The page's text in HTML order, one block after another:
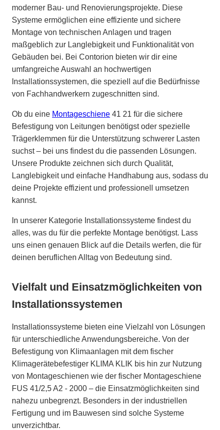
moderner Bau- und Renovierungsprojekte. Diese
Systeme ermöglichen eine effiziente und sichere
Montage von technischen Anlagen und tragen
maßgeblich zur Langlebigkeit und Funktionalität von
Gebäuden bei. Bei Contorion bieten wir dir eine
umfangreiche Auswahl an hochwertigen
Installationssystemen, die speziell auf die Bedürfnisse
von Fachhandwerkern zugeschnitten sind.
Ob du eine Montageschiene 41 21 für die sichere
Befestigung von Leitungen benötigst oder spezielle
Trägerklemmen für die Unterstützung schwerer Lasten
suchst – bei uns findest du die passenden Lösungen.
Unsere Produkte zeichnen sich durch Qualität,
Langlebigkeit und einfache Handhabung aus, sodass du
deine Projekte effizient und professionell umsetzen
kannst.
In unserer Kategorie Installationssysteme findest du
alles, was du für die perfekte Montage benötigst. Lass
uns einen genauen Blick auf die Details werfen, die für
deinen beruflichen Alltag von Bedeutung sind.
Vielfalt und Einsatzmöglichkeiten von
Installationssystemen
Installationssysteme bieten eine Vielzahl von Lösungen
für unterschiedliche Anwendungsbereiche. Von der
Befestigung von Klimaanlagen mit dem fischer
Klimagerätebefestiger KLIMA KLIK bis hin zur Nutzung
von Montageschienen wie der fischer Montageschiene
FUS 41/2,5 A2 - 2000 – die Einsatzmöglichkeiten sind
nahezu unbegrenzt. Besonders in der industriellen
Fertigung und im Bauwesen sind solche Systeme
unverzichtbar.